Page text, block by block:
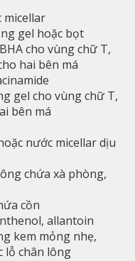
micellar
gel hoặc bọt
cho vùng chữ T,
hai bên má
gel cho vùng chữ T,
bên má
nước micellar dịu
chứa xà phòng,
cồn
allantoin
kem mỏng nhẹ,
lỗ chân lông